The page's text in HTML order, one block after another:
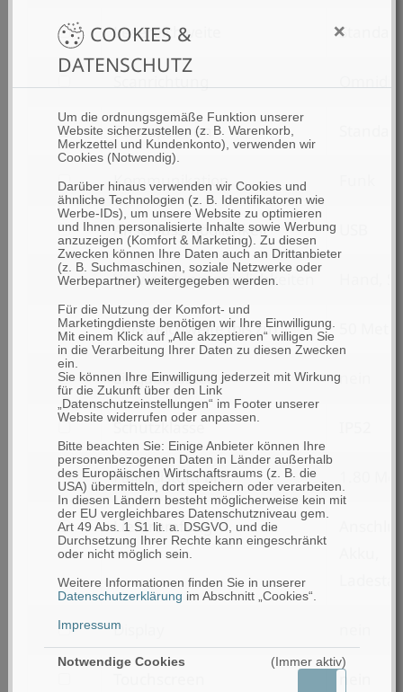
COOKIES &
DATENSCHUTZ
×
Um die ordnungsgemäße Funktion unserer
Website sicherzustellen (z. B. Warenkorb,
Merkzettel und Kundenkonto), verwenden wir
Cookies (Notwendig).
Darüber hinaus verwenden wir Cookies und
ähnliche Technologien (z. B. Identifikatoren wie
Werbe-IDs), um unsere Website zu optimieren
und Ihnen personalisierte Inhalte sowie Werbung
anzuzeigen (Komfort & Marketing). Zu diesen
Zwecken können Ihre Daten auch an Drittanbieter
(z. B. Suchmaschinen, soziale Netzwerke oder
Werbepartner) weitergegeben werden.
Für die Nutzung der Komfort- und
Marketingdienste benötigen wir Ihre Einwilligung.
Mit einem Klick auf „Alle akzeptieren“ willigen Sie
in die Verarbeitung Ihrer Daten zu diesen Zwecken
ein.
Sie können Ihre Einwilligung jederzeit mit Wirkung
für die Zukunft über den Link
„Datenschutzeinstellungen“ im Footer unserer
Website widerrufen oder anpassen.
Bitte beachten Sie: Einige Anbieter können Ihre
personenbezogenen Daten in Länder außerhalb
des Europäischen Wirtschaftsraums (z. B. die
USA) übermitteln, dort speichern oder verarbeiten.
In diesen Ländern besteht möglicherweise kein mit
der EU vergleichbares Datenschutzniveau gem.
Art 49 Abs. 1 S1 lit. a. DSGVO, und die
Durchsetzung Ihrer Rechte kann eingeschränkt
oder nicht möglich sein.
Weitere Informationen finden Sie in unserer
Datenschutzerklärung im Abschnitt „Cookies“.
Impressum
Notwendige Cookies (Immer aktiv)
filtern
nach
Lesereichweite
Lesereichweite
nach
Scanrichtung
filtern
nach
Scanoptionen
Scanoptionen
filtern
nach
Kommunikation
Kommunikation
filtern
nach
Anschlussmöglichkeit
Anschlussmöglichkeit
filtern
nach
Verwendungsmöglichkeiten
Verwendungsmöglichkeiten
filtern
nach
Funkreichweite
(bis
Funkreichweite (bis zu)
filtern
nach
Eingabetasten nein
filtern
nach
Schutzklasse
Schutzklasse
filtern
nach
Fallresistent
bis
Fallresistent bis
filtern
nach
Lieferumfang
Lieferumfang
filtern
nach
Display